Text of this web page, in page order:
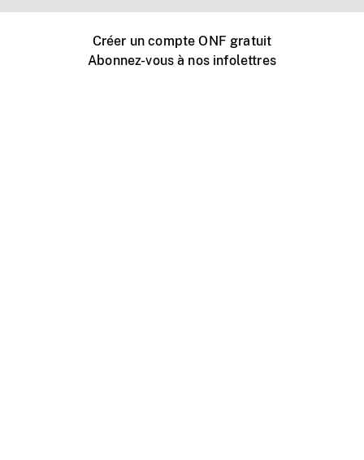
Créer un compte ONF gratuit
Abonnez-vous à nos infolettres